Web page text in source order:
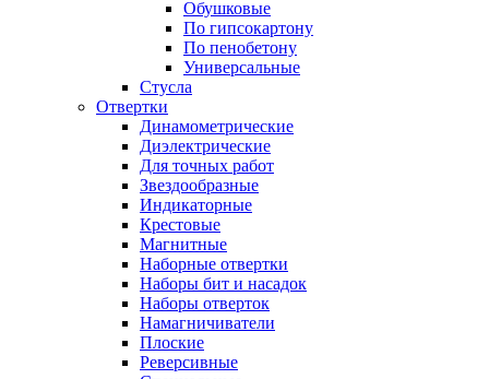
Обушковые
По гипсокартону
По пенобетону
Универсальные
Стусла
Отвертки
Динамометрические
Диэлектрические
Для точных работ
Звездообразные
Индикаторные
Крестовые
Магнитные
Наборные отвертки
Наборы бит и насадок
Наборы отверток
Намагничиватели
Плоские
Реверсивные